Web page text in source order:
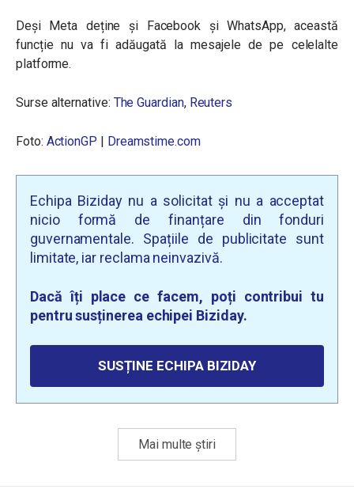
Deși Meta deține și Facebook și WhatsApp, această
funcție nu va fi adăugată la mesajele de pe celelalte
platforme.
Surse alternative: The Guardian, Reuters
Foto: ActionGP | Dreamstime.com
Echipa Biziday nu a solicitat și nu a acceptat
nicio formă de finanțare din fonduri
guvernamentale. Spațiile de publicitate sunt
limitate, iar reclama neinvazivă.
Dacă îți place ce facem, poți contribui tu
pentru susținerea echipei Biziday.
SUSȚINE ECHIPA BIZIDAY
Mai multe știri